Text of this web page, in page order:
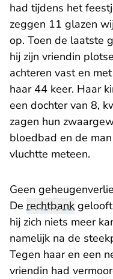
had tijdens het
zeggen 11 glazen
op. Toen de laatste
hij zijn vriendin
achteren vast en
haar 44 keer. Haar
een dochter van 8,
zagen hun
bloedbad en de
vluchtte meteen.
Geen
De rechtbank
hij zich niets meer
namelijk na de
Tegen haar en een
vriendin had